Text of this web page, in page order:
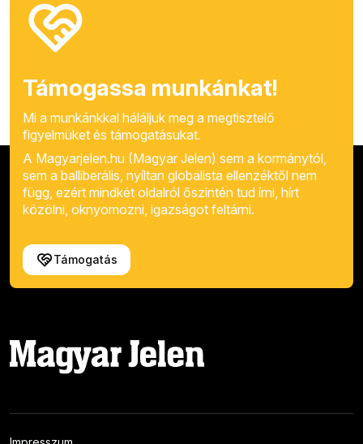
Támogassa munkánkat!
Mi a munkánkkal háláljuk meg a megtisztelő
figyelmüket és támogatásukat.
A Magyarjelen.hu (Magyar Jelen) sem a kormánytól,
sem a balliberális, nyíltan globalista ellenzéktől nem
függ, ezért mindkét oldalról őszintén tud írni, hírt
közölni, oknyomozni, igazságot feltárni.
Támogatás